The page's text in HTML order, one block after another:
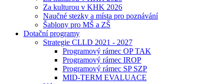
Za kulturou v KHK 2026
Naučné stezky a místa pro poznávání
Šablony pro MŠ a ZŠ
Dotační programy
Strategie CLLD 2021 - 2027
Programový rámec OP TAK
Programový rámec IROP
Programový rámec SP SZP
MID-TERM EVALUACE